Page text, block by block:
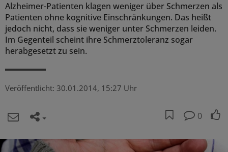
Alzheimer-Patienten klagen weniger über Schmerzen als
Patienten ohne kognitive Einschränkungen. Das heißt
jedoch nicht, dass sie weniger unter Schmerzen leiden.
Im Gegenteil scheint ihre Schmerztoleranz sogar
herabgesetzt zu sein.
Veröffentlicht: 30.01.2014, 15:27 Uhr
0